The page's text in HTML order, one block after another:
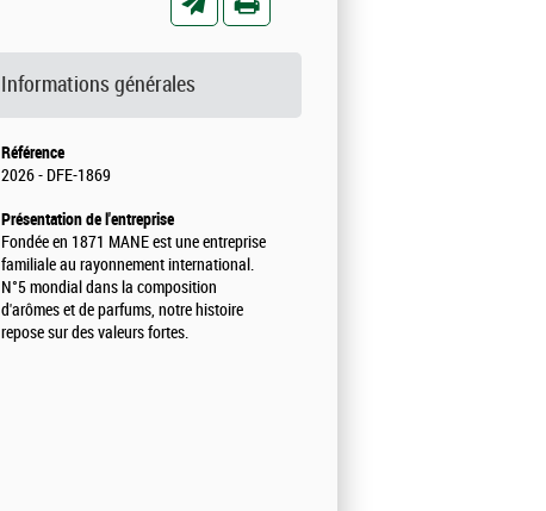
Informations générales
Référence
2026 - DFE-1869
Présentation de l'entreprise
Fondée en 1871 MANE est une entreprise
familiale au rayonnement international.
N°5 mondial dans la composition
d'arômes et de parfums, notre histoire
repose sur des valeurs fortes.